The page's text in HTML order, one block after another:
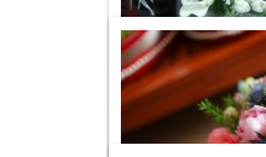
Danh mục:Hoa cưới
Giá tham khảo